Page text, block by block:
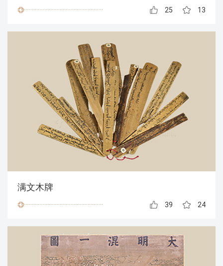
25 13
满文木牌
39 24